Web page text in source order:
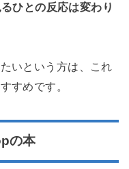
ひとの反応は変わり
いという方は、これ
すめです。
の本